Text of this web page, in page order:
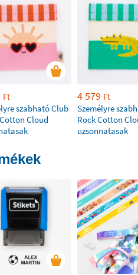
Ft
szabható Club
Cloud
4 579 Ft
Személyre
Rock Cotton
uzsonnatasak